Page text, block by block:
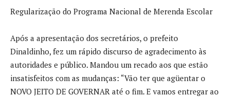
Regularização do Programa Nacional de Merenda Escolar
Após a apresentação dos secretários, o prefeito
Dinaldinho, fez um rápido discurso de agradecimento às
autoridades e público. Mandou um recado aos que estão
insatisfeitos com as mudanças: “Vão ter que agüentar o
NOVO JEITO DE GOVERNAR até o fim. E vamos entregar ao